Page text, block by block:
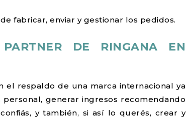
fabricar, enviar y gestionar los pedidos.
DE RINGANA EN
el respaldo de una marca internacional ya
generar ingresos recomendando
y también, si así lo querés, crear y